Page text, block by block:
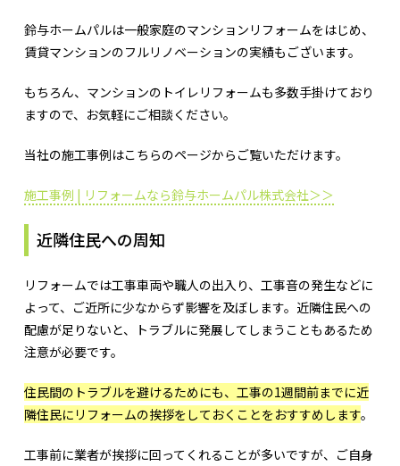
鈴与ホームパルは一般家庭のマンションリフォームをはじめ、
賃貸マンションのフルリノベーションの実績もございます。
もちろん、マンションのトイレリフォームも多数手掛けており
ますので、お気軽にご相談ください。
当社の施工事例はこちらのページからご覧いただけます。
施工事例 | リフォームなら鈴与ホームパル株式会社＞＞
近隣住民への周知
リフォームでは工事車両や職人の出入り、工事音の発生などに
よって、ご近所に少なからず影響を及ぼします。近隣住民への
配慮が足りないと、トラブルに発展してしまうこともあるため
注意が必要です。
住民間のトラブルを避けるためにも、工事の1週間前までに近
隣住民にリフォームの挨拶をしておくことをおすすめします。
工事前に業者が挨拶に回ってくれることが多いですが、ご自身